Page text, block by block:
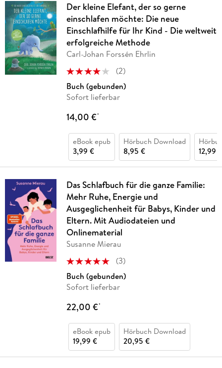
Der kleine Elefant, der so gerne
einschlafen möchte: Die neue
Einschlafhilfe für Ihr Kind - Die weltweit
erfolgreiche Methode
Carl-Johan Forssén Ehrlin
(2)
Buch (gebunden)
Sofort lieferbar
14,00 €*
eBook epub
3,99 €
Hörbuch Download
8,95 €
12,99 €
Das Schlafbuch für die ganze Familie:
Mehr Ruhe, Energie und
Ausgeglichenheit für Babys, Kinder und
Eltern. Mit Audiodateien und
Onlinematerial
Susanne Mierau
(3)
Buch (gebunden)
Sofort lieferbar
22,00 €*
eBook epub
19,99 €
Hörbuch Download
20,95 €